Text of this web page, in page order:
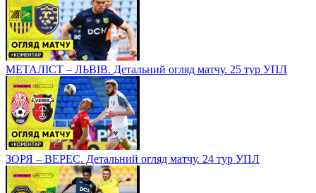
МЕТАЛІСТ – ЛЬВІВ. Детальний огляд матчу. 25 тур УПЛ
ЗОРЯ – ВЕРЕС. Детальний огляд матчу. 24 тур УПЛ